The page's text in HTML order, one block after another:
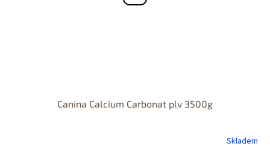
Canina Calcium Carbonat plv 3500g
Skladem